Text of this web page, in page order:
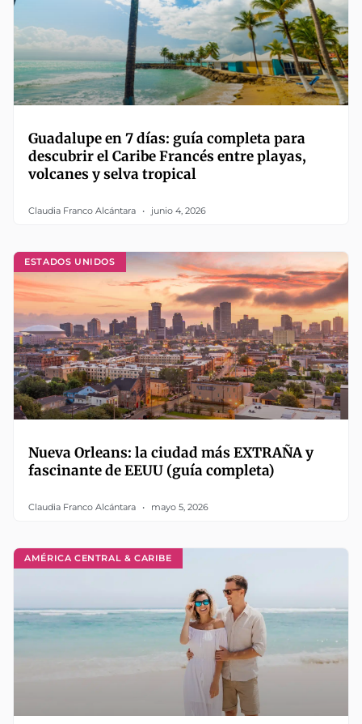
Guadalupe en 7 días: guía completa para
descubrir el Caribe Francés entre playas,
volcanes y selva tropical
Claudia Franco Alcántara junio 4, 2026
ESTADOS UNIDOS
Nueva Orleans: la ciudad más EXTRAÑA y
fascinante de EEUU (guía completa)
Claudia Franco Alcántara mayo 5, 2026
AMÉRICA CENTRAL & CARIBE